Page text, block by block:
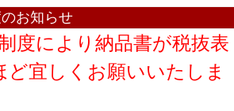
お知らせ
度により納品書が税抜表
宜しくお願いいたしま